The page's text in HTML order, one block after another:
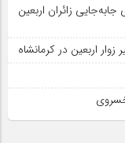
زائران اربعین
خسروی